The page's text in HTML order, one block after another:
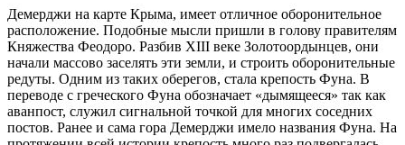
Демерджи на карте Крыма, имеет отличное оборонительное
расположение. Подобные мысли пришли в голову правителям
Княжества Феодоро. Разбив XIII веке Золотоордынцев, они
начали массово заселять эти земли, и строить оборонительные
редуты. Одним из таких оберегов, стала крепость Фуна. В
переводе с греческого Фуна обозначает «дымящееся» так как
аванпост, служил сигнальной точкой для многих соседних
постов. Ранее и сама гора Демерджи имело названия Фуна. На